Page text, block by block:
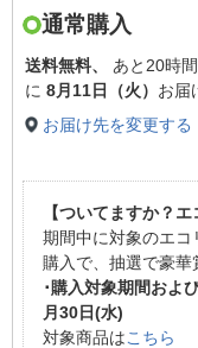
通常購入
送料無料、 あと 20時
に 8月11日（火） お届
お届け先を変更する
【ついてますか？
期間中に対象のエ
購入で、抽選で豪華
･購入対象期間およ
月30日(水)
対象商品はこちら